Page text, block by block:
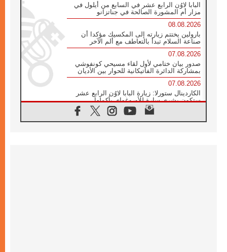
البابا لاوُن الرابع عشر في السابع من أيلول في
مزار أم المشورة الصالحة في جناتزانو
08.08.2026
بارولين يختتم زيارته إلى المكسيك مؤكدا أن
صناعة السلام تبدأ بالتعاطف مع ألم الآخر
07.08.2026
صدور بيان ختامي لأول لقاء مسيحي كونفوشي
بمشاركة الدائرة الفاتيكانية للحوار بين الأديان
07.08.2026
الكاردينال ستورلا: زيارة البابا لاوُن الرابع عشر
ستكون بشرى سارة للأوروغواي بأكملها
الفاتيكان يعلن برنامج الزيارة الرسولية للبابا لاوُن